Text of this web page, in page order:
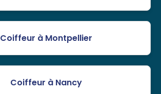
Coiffeur à Montpellier
Coiffeur à Nancy